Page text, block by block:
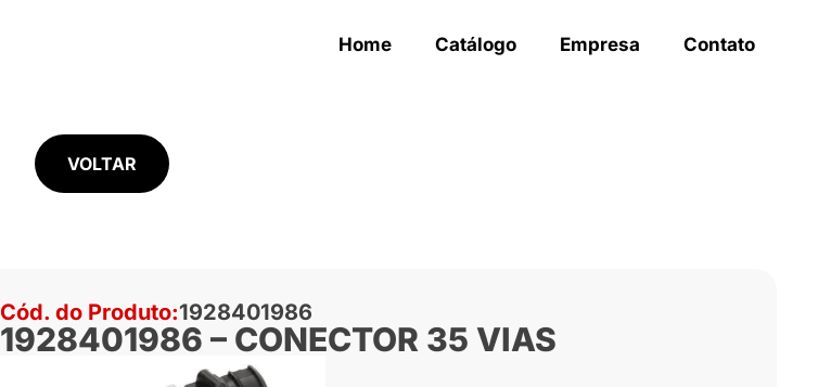
Home Catálogo Empresa Contato
VOLTAR
Cód. do Produto:1928401986
1928401986 – CONECTOR 35 VIAS